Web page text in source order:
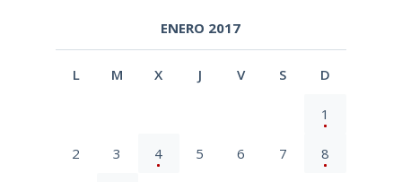
ENERO 2017
L M X J V S D
1
2 3 4 5 6 7 8